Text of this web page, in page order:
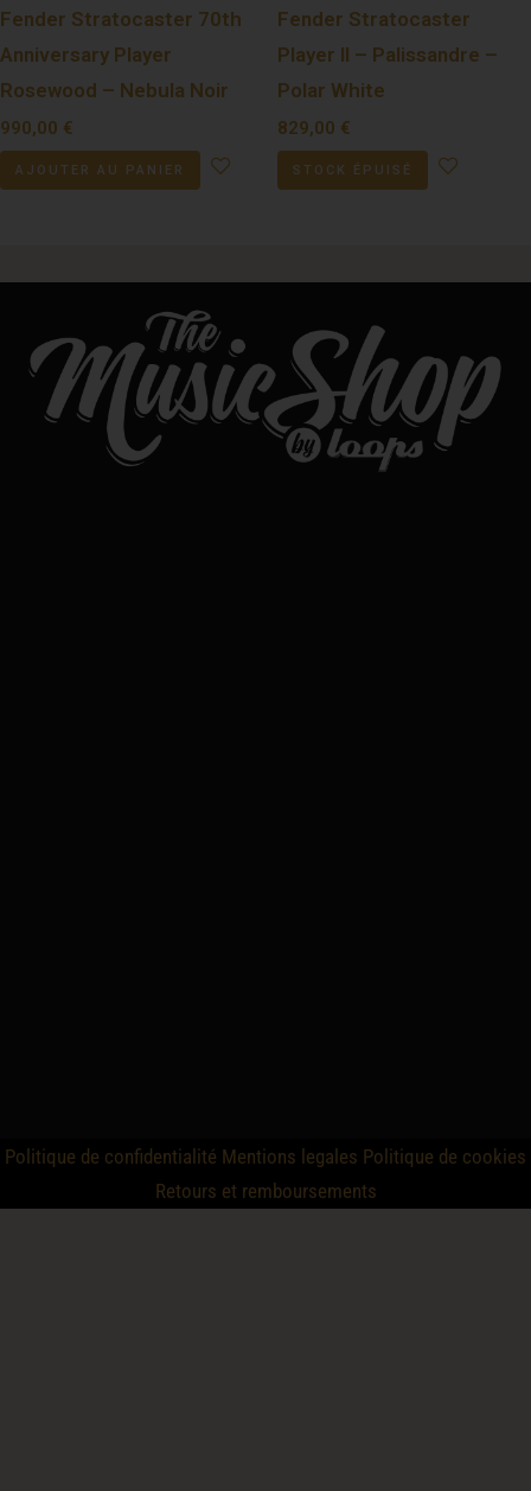
Fender Stratocaster 70th
Anniversary Player
Rosewood – Nebula Noir
990,00 €
AJOUTER AU PANIER
Fender Stratocaster
Player II – Palissandre –
Polar White
829,00 €
STOCK ÉPUISÉ
Politique de confidentialité Mentions legales Politique de cookies
Retours et remboursements